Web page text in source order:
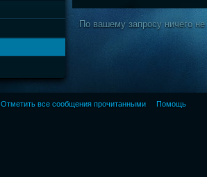
По вашему запросу ничего не
Отметить все сообщения прочитанными Помощь